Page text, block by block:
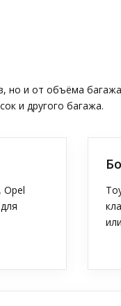
но и от объёма
и другого багажа.
Opel